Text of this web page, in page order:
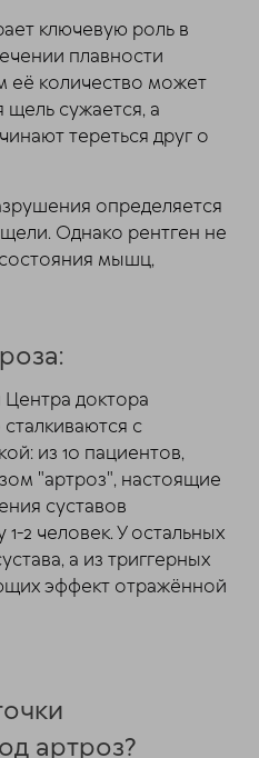
ключевую роль в
плавности
её количество может
щель сужается, а
тереться друг о
определяется
Однако рентген не
мышц,
Центра доктора
с
из 10 пациентов,
"артроз", настоящие
суставов
2 человек. У остальных
а из триггерных
эффект отражённой
артроз?